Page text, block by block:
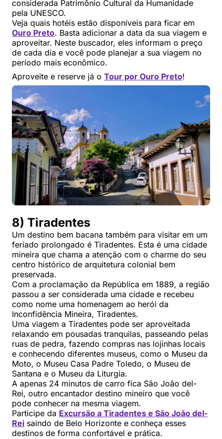
considerada Patrimônio Cultural da Humanidade
pela UNESCO.
Veja quais hotéis estão disponíveis para ficar em
Ouro Preto. Basta adicionar a data da sua viagem e
aproveitar. Neste buscador, eles informam o preço
de cada dia e você pode planejar a sua viagem no
período mais econômico.
Aproveite e reserve já o Tour por Ouro Preto!
8) Tiradentes
Um destino bem bacana também para visitar em um
feriado prolongado é Tiradentes. Esta é uma cidade
mineira que chama a atenção com o charme do seu
centro histórico de arquitetura colonial bem
preservada.
Com a proclamação da República em 1889, a região
passou a ser considerada uma cidade e recebeu
como nome uma homenagem ao herói da
Inconfidência Mineira, Tiradentes.
Uma viagem a Tiradentes pode ser aproveitada
relaxando em pousadas tranquilas, passeando pelas
ruas de pedra, fazendo compras nas lojinhas locais
e conhecendo diferentes museus, como o Museu da
Moto, o Museu Casa Padre Toledo, o Museu de
Santana e o Museu da Liturgia.
A apenas 24 minutos de carro fica São João del-
Rei, outro encantador destino mineiro que você
pode conhecer na mesma viagem.
Participe da Excursão a Tiradentes e São João del-
Rei saindo de Belo Horizonte e conheça esses
destinos de forma confortável e prática.